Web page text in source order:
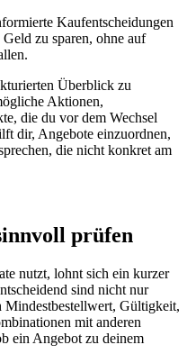
Kaufentscheidungen
zu sparen, ohne auf
Überblick zu
Aktionen,
die du vor dem Wechsel
dir, Angebote einzuordnen,
die nicht konkret am
prüfen
nutzt, lohnt sich ein kurzer
sind nicht nur
Mindestbestellwert, Gültigkeit,
mit anderen
ein Angebot zu deinem